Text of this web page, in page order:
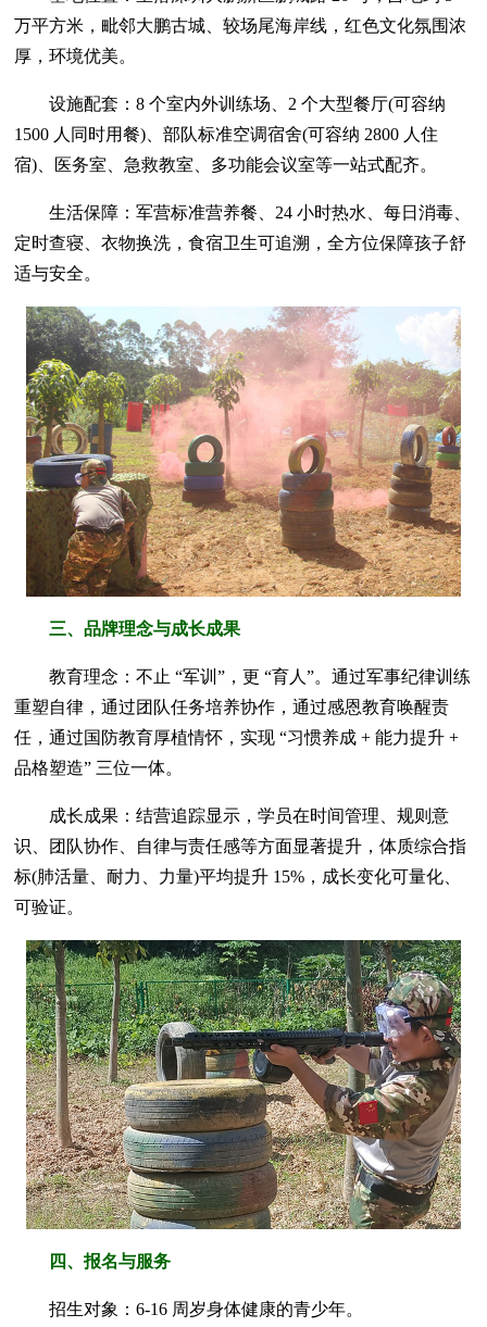
万平方米，毗邻大鹏古城、较场尾海岸线，红色文化氛围浓
厚，环境优美。
设施配套：8 个室内外训练场、2 个大型餐厅(可容纳
1500 人同时用餐)、部队标准空调宿舍(可容纳 2800 人住
宿)、医务室、急救教室、多功能会议室等一站式配齐。
生活保障：军营标准营养餐、24 小时热水、每日消毒、
定时查寝、衣物换洗，食宿卫生可追溯，全方位保障孩子舒
适与安全。
三、品牌理念与成长成果
教育理念：不止 “军训”，更 “育人”。通过军事纪律训练
重塑自律，通过团队任务培养协作，通过感恩教育唤醒责
任，通过国防教育厚植情怀，实现 “习惯养成 + 能力提升 +
品格塑造” 三位一体。
成长成果：结营追踪显示，学员在时间管理、规则意
识、团队协作、自律与责任感等方面显著提升，体质综合指
标(肺活量、耐力、力量)平均提升 15%，成长变化可量化、
可验证。
四、报名与服务
招生对象：6-16 周岁身体健康的青少年。